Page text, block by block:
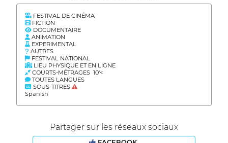
FESTIVAL DE CINÉMA
FICTION
DOCUMENTAIRE
ANIMATION
EXPERIMENTAL
AUTRES
FESTIVAL NATIONAL
LIEU PHYSIQUE ET EN LIGNE
COURTS-MÉTRAGES 10'<
TOUTES LANGUES
SOUS-TITRES
Spanish
Partager sur les réseaux sociaux